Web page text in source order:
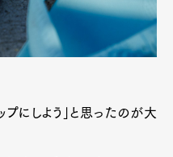
プにしよう」と思ったのが大